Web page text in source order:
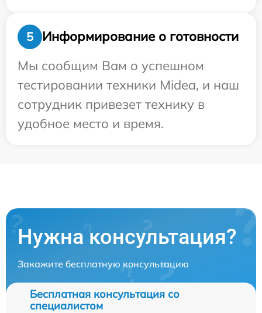
5
Информирование о готовности
Мы сообщим Вам о успешном
тестировании техники Midea, и наш
сотрудник привезет технику в
удобное место и время.
Нужна консультация?
Закажите бесплатную консультацию
Бесплатная консультация со
специалистом